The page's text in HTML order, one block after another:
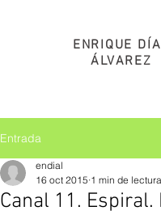
ENRIQUE
ÁLVAREZ
Entrada
Canal 11.
endial
16 oct 2015 1 min de lectura